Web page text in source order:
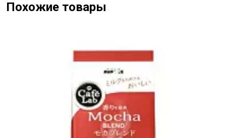
Похожие товары